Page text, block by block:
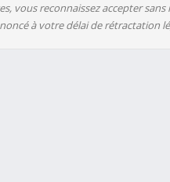
vous reconnaissez accepter
à votre délai de